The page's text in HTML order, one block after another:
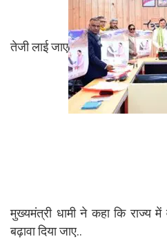
p
o
k
तेजी लाई जाए
मुख्यमंत्री धामी ने कहा कि राज्य
बढ़ावा दिया जाए..